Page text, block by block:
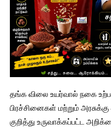
தங்க விலை உயர்வால் நகை
பிரச்சினைகள் மற்றும்
குறித்து உருவாக்கப்பட்ட